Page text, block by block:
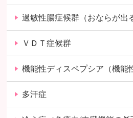
過敏性腸症候群（おならが出
ＶＤＴ症候群
機能性ディスペプシア（機能
多汗症